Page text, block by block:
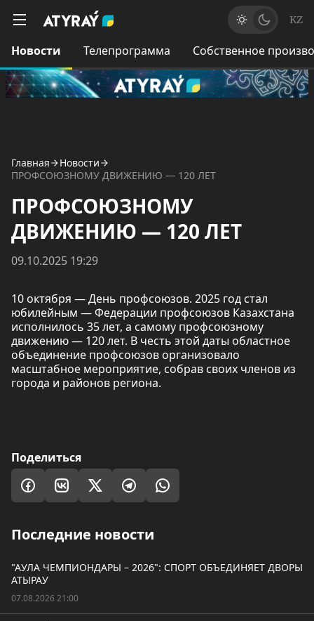
KZ
Новости Телепрограмма Собственное
Главная
Новости
ПРОФСОЮЗНОМУ ДВИЖЕНИЮ — 120 ЛЕТ
ПРОФСОЮЗНОМУ
ДВИЖЕНИЮ — 120 ЛЕТ
09.10.2025 19:29
10 октября — День профсоюзов. 2025 год стал
юбилейным — Федерации профсоюзов Казахстана
исполнилось 35 лет, а самому профсоюзному
движению — 120 лет. В честь этой даты областное
объединение профсоюзов организовало
масштабное мероприятие, собрав своих членов из
города и районов региона.
Поделиться
Последние новости
"АУЛА ЧЕМПИОНДАРЫ – 2026": СПОРТ ОБЪЕДИНЯЕТ ДВОРЫ
АТЫРАУ
07.08.2026 21:00